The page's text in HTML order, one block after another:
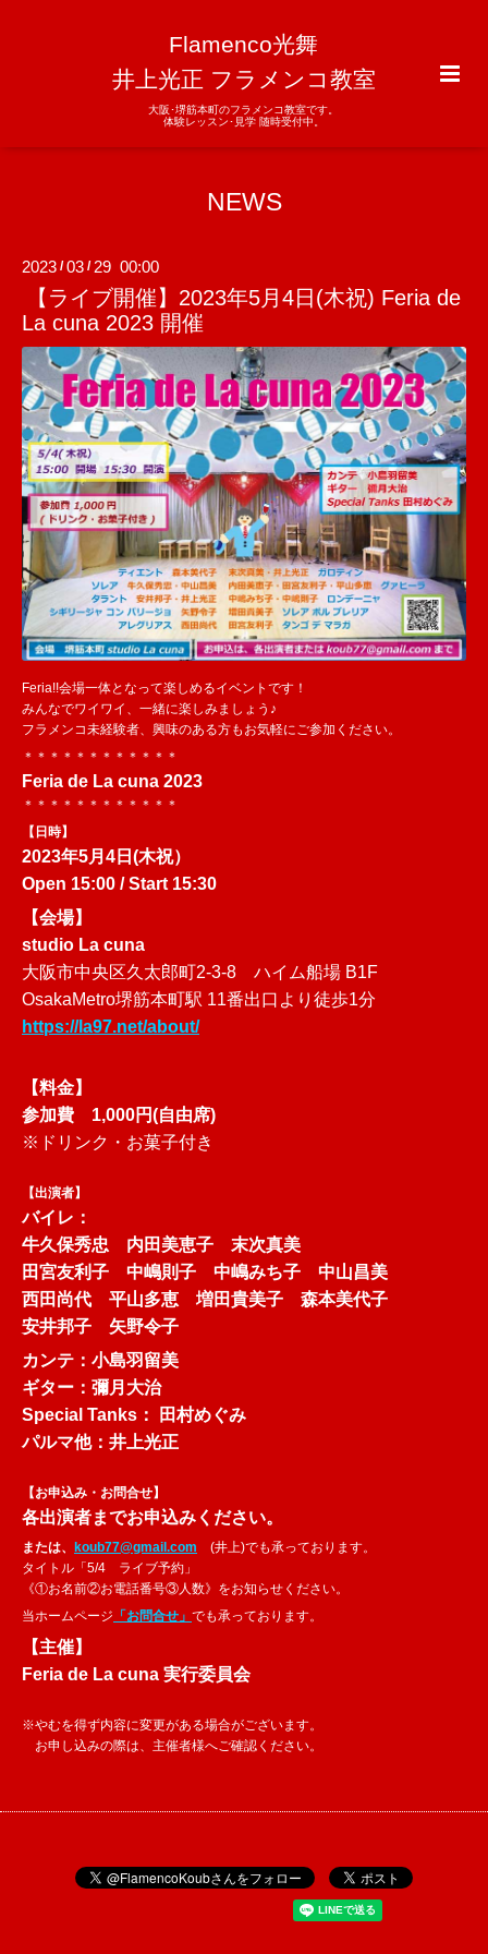
Flamenco光舞
井上光正 フラメンコ教室
大阪･堺筋本町のフラメンコ教室です。
体験レッスン･見学 随時受付中。
NEWS
2023 /03 / 29 00:00
【ライブ開催】2023年5月4日(木祝) Feria de
La cuna 2023 開催
Feria!!会場一体となって楽しめるイベントです！
みんなでワイワイ、一緒に楽しみましょう♪
フラメンコ未経験者、興味のある方もお気軽にご参加ください。
＊＊＊＊＊＊＊＊＊＊＊＊
Feria de La cuna 2023
＊＊＊＊＊＊＊＊＊＊＊＊
【日時】
2023年5月4日(木祝）
Open 15:00 / Start 15:30
【会場】
studio La cuna
大阪市中央区久太郎町2-3-8 ハイム船場 B1F
OsakaMetro堺筋本町駅 11番出口より徒歩1分
https://la97.net/about/
【料金】
参加費 1,000円(自由席)
※ドリンク・お菓子付き
【出演者】
バイレ：
牛久保秀忠 内田美恵子 末次真美
田宮友利子 中嶋則子 中嶋みち子 中山昌美
西田尚代 平山多恵 増田貴美子 森本美代子
安井邦子 矢野令子
カンテ：小島羽留美
ギター：彌月大治
Special Tanks： 田村めぐみ
パルマ他：井上光正
【お申込み・お問合せ】
各出演者までお申込みください。
または、 koub77@gmail.com
(井上)でも承っております。
タイトル「5/4 ライブ予約」
《①お名前②お電話番号③人数》をお知らせください。
当ホームページ 「お問合せ」 でも承っております。
【主催】
Feria de La cuna 実行委員会
※やむを得ず内容に変更がある場合がございます。
お申し込みの際は、主催者様へご確認ください。